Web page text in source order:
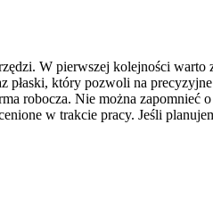
W pierwszej kolejności
który pozwoli na
robocza. Nie można zapomnieć
w trakcie pracy. Jeśli